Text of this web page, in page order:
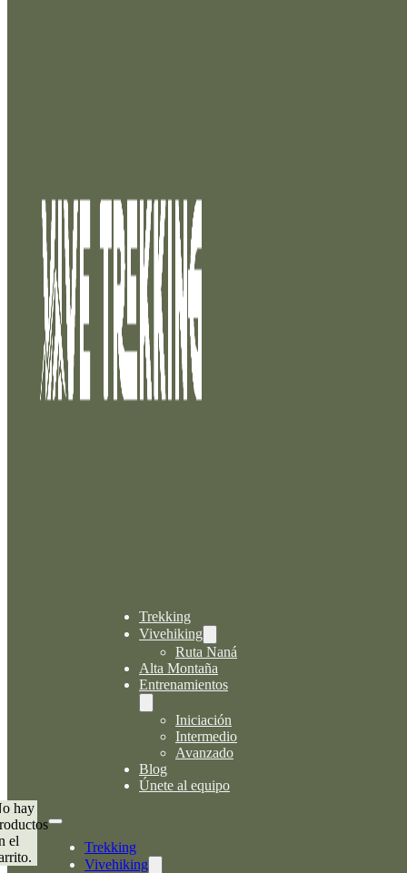
hay
el
Trekking
Vivehiking
Ruta Naná
Alta Montaña
Entrenamientos
Iniciación
Intermedio
Avanzado
Blog
Únete al equipo
Trekking
Vivehiking